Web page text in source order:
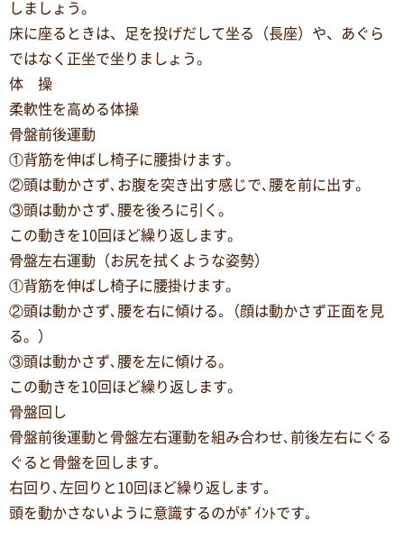
しましょう。
床に座るときは、足を投げだして坐る（長座）や、あぐら
ではなく正坐で坐りましょう。
体 操
柔軟性を高める体操
骨盤前後運動
①背筋を伸ばし椅子に腰掛けます。
②頭は動かさず､お腹を突き出す感じで､腰を前に出す。
③頭は動かさず､腰を後ろに引く。
この動きを10回ほど繰り返します。
骨盤左右運動（お尻を拭くような姿勢）
①背筋を伸ばし椅子に腰掛けます。
②頭は動かさず､腰を右に傾ける｡（顔は動かさず正面を見
る。）
③頭は動かさず､腰を左に傾ける。
この動きを10回ほど繰り返します。
骨盤回し
骨盤前後運動と骨盤左右運動を組み合わせ､前後左右にぐる
ぐると骨盤を回します｡
右回り､左回りと10回ほど繰り返します｡
頭を動かさないように意識するのがﾎﾟｲﾝﾄです｡